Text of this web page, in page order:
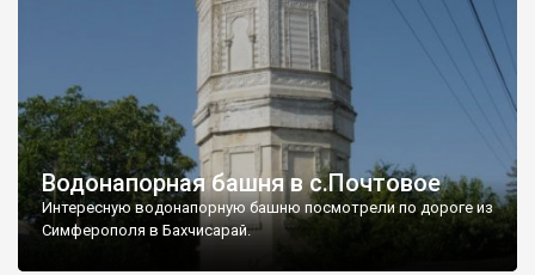
Водонапорная башня в с.Почтовое
Интересную водонапорную башню посмотрели по дороге из
Симферополя в Бахчисарай.